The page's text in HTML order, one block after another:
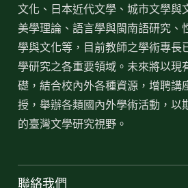
文化、日本近代文學、城市文學與
美學理論、語言學與閩南語研究、
學與文化等，目前教師之學術專長
學研究之各重要領域。未來將以現
礎，結合校內外各種資源，增聘講
授，舉辦各類國內外學術活動，以
的臺灣文學研究視野。
聯絡我們